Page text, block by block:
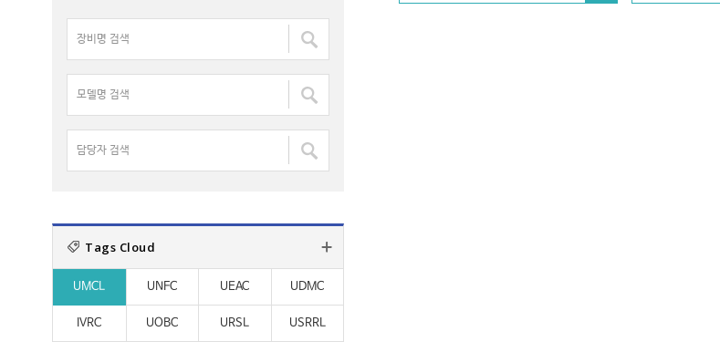
f
장
명
검
색
모
명
검
색
담
색
:
Tags Cloud
UMCL UNFC UEAC UDMC
IVRC UOBC URSL USRRL